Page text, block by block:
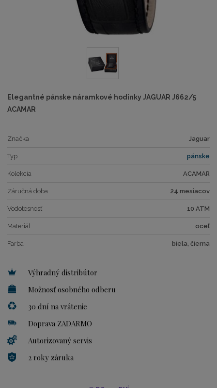
Elegantné pánske náramkové hodinky JAGUAR J662/5
ACAMAR
Značka Jaguar
Typ pánske
Kolekcia ACAMAR
Záručná doba 24 mesiacov
Vodotesnosť 10 ATM
Materiál oceľ
Farba biela, čierna
Výhradný distribútor
Možnosť osobného odberu
30 dní na vrátenie
Doprava ZADARMO
Autorizovaný servis
2 roky záruka